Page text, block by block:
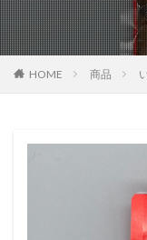
HOME 商品